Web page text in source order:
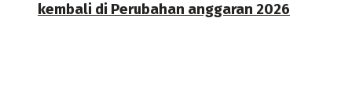
kembali di Perubahan anggaran 2026